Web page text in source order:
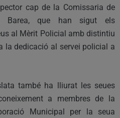
cap de la Comissaria de
Barea, que han sigut els
al Mèrit Policial amb distintiu
la dedicació al servei policial a
també ha lliurat les seues
a membres de la
Municipal per la seua